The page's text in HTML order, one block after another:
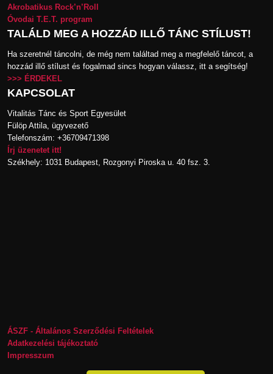
Akrobatikus Rock’n’Roll
Óvodai T.E.T. program
TALÁLD MEG A HOZZÁD ILLŐ TÁNC STÍLUST!
Ha szeretnél táncolni, de még nem találtad meg a megfelelő táncot, a
hozzád illő stílust és fogalmad sincs hogyan válassz, itt a segítség!
>>> ÉRDEKEL
KAPCSOLAT
Vitalitás Tánc és Sport Egyesület
Fülöp Attila, ügyvezető
Telefonszám: +36709471398
Írj üzenetet itt!
Székhely: 1031 Budapest, Rozgonyi Piroska u. 40 fsz. 3.
ÁSZF - Általános Szerződési Feltételek
Adatkezelési tájékoztató
Impresszum